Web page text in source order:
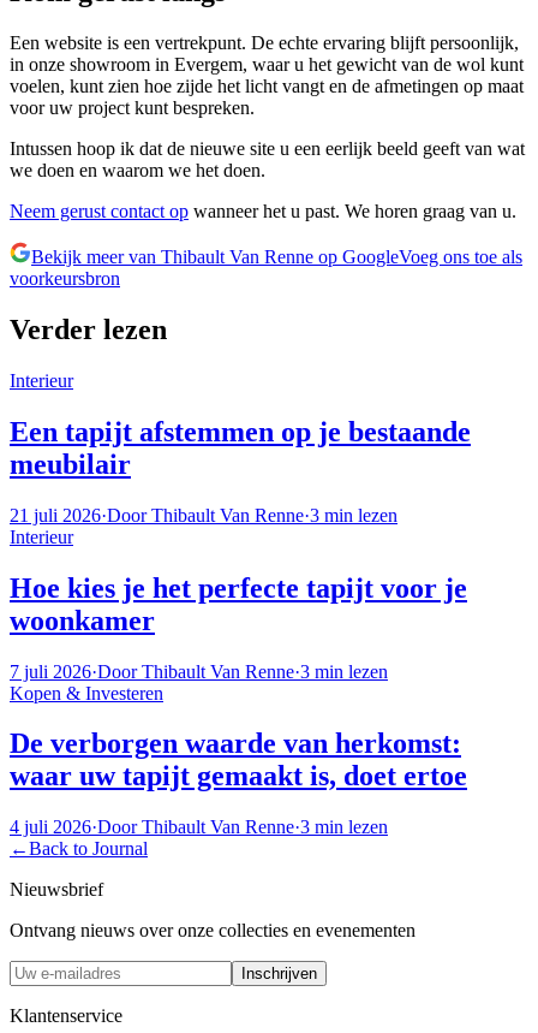
Een website is een vertrekpunt. De echte ervaring blijft persoonlijk,
in onze showroom in Evergem, waar u het gewicht van de wol kunt
voelen, kunt zien hoe zijde het licht vangt en de afmetingen op maat
voor uw project kunt bespreken.
Intussen hoop ik dat de nieuwe site u een eerlijk beeld geeft van wat
we doen en waarom we het doen.
Neem gerust contact op wanneer het u past. We horen graag van u.
Bekijk meer van Thibault Van Renne op GoogleVoeg ons toe als
voorkeursbron
Verder lezen
Interieur
Een tapijt afstemmen op je bestaande
meubilair
21 juli 2026·Door Thibault Van Renne·3 min lezen
Interieur
Hoe kies je het perfecte tapijt voor je
woonkamer
7 juli 2026·Door Thibault Van Renne·3 min lezen
Kopen & Investeren
De verborgen waarde van herkomst:
waar uw tapijt gemaakt is, doet ertoe
4 juli 2026·Door Thibault Van Renne·3 min lezen
←Back to Journal
Nieuwsbrief
Ontvang nieuws over onze collecties en evenementen
Inschrijven
Klantenservice